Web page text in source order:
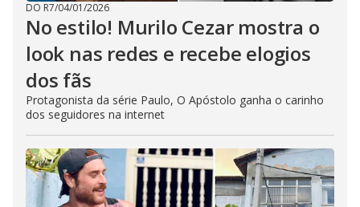
DO R7/04/01/2026
No estilo! Murilo Cezar mostra o
look nas redes e recebe elogios
dos fãs
Protagonista da série Paulo, O Apóstolo ganha o carinho
dos seguidores na internet